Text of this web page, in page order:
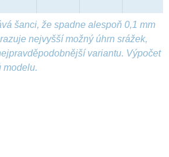
šanci, že spadne alespoň 0,1 mm
nejvyšší možný úhrn srážek,
variantu. Výpočet
modelu.